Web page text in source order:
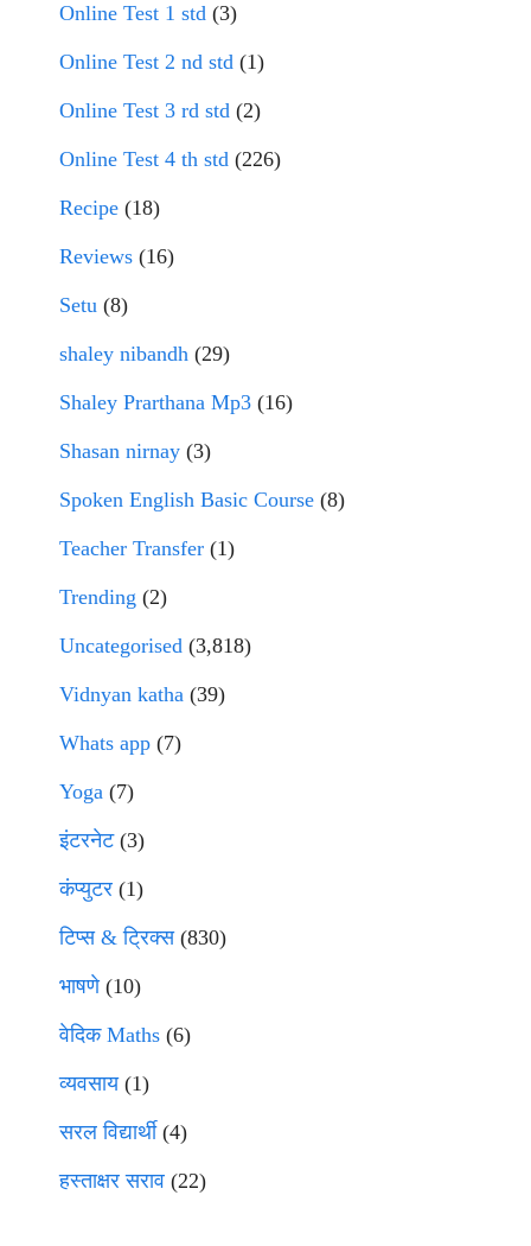
Online Test 1 std (3)
Online Test 2 nd std (1)
Online Test 3 rd std (2)
Online Test 4 th std (226)
Recipe (18)
Reviews (16)
Setu (8)
shaley nibandh (29)
Shaley Prarthana Mp3 (16)
Shasan nirnay (3)
Spoken English Basic Course (8)
Teacher Transfer (1)
Trending (2)
Uncategorised (3,818)
Vidnyan katha (39)
Whats app (7)
Yoga (7)
इंटरनेट(3)
कंप्युटर (1)
टिप्स & ट्रिक्स(830)
भाषणे(10)
वेदिक Maths (6)
व्यवसाय(1)
सरल विद्यार्थी(4)
हस्ताक्षर सराव (22)